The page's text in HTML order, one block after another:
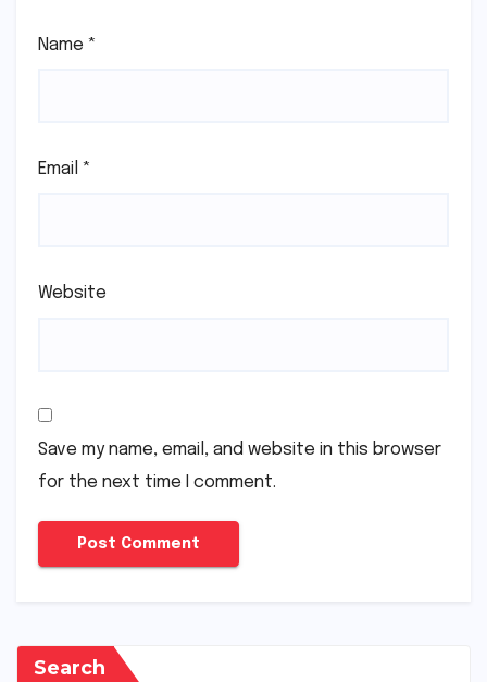
Name *
Email *
Website
Save my name, email, and website in this browser
for the next time I comment.
Search